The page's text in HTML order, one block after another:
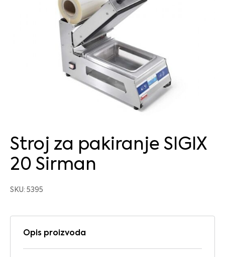
Stroj za pakiranje SIGIX
20 Sirman
SKU: 5395
Opis proizvoda